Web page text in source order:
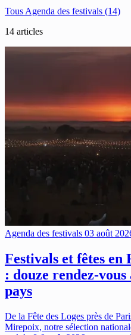
Tous Agenda des festivals (14)
14 articles
Agenda des festivals 03 août
Festivals et fêtes en
: douze rendez-
pays
De la Fête des Loges près de
Mirepoix, notre sélection